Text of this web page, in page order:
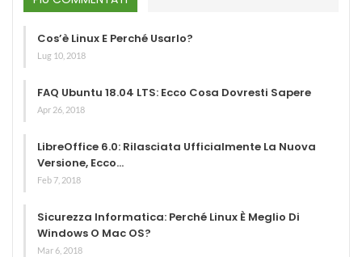
Cos’è Linux E Perché Usarlo?
Lug 10, 2018
FAQ Ubuntu 18.04 LTS: Ecco Cosa Dovresti Sapere
Apr 26, 2018
LibreOffice 6.0: Rilasciata Ufficialmente La Nuova
Versione, Ecco…
Feb 7, 2018
Sicurezza Informatica: Perché Linux È Meglio Di
Windows O Mac OS?
Mar 6, 2018